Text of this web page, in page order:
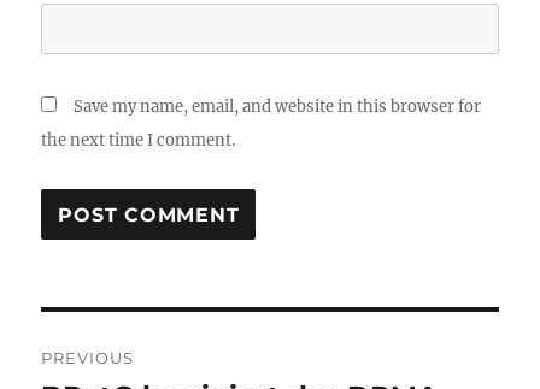
Save my name, email, and website in this browser for
the next time I comment.
PREVIOUS